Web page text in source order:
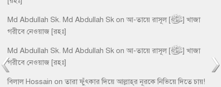
Md Abdullah Sk. Md Abdullah Sk on আ-তায়ে রাসূল [ﷺ] খাজা
গরীবে নেওয়াজ [রহঃ]
Md Abdullah Sk. Md Abdullah Sk on আ-তায়ে রাসূল [ﷺ] খাজা
গরীবে নেওয়াজ [রহঃ]
বিলাল Hossain onতারা ফুঁৎকার দিয়ে আল্লাহ্‌র নূরকে নিভিয়ে দিতে চায়!